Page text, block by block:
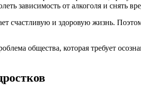
зависимость от алкоголя и снять
счастливую и здоровую жизнь.
общества, которая требует